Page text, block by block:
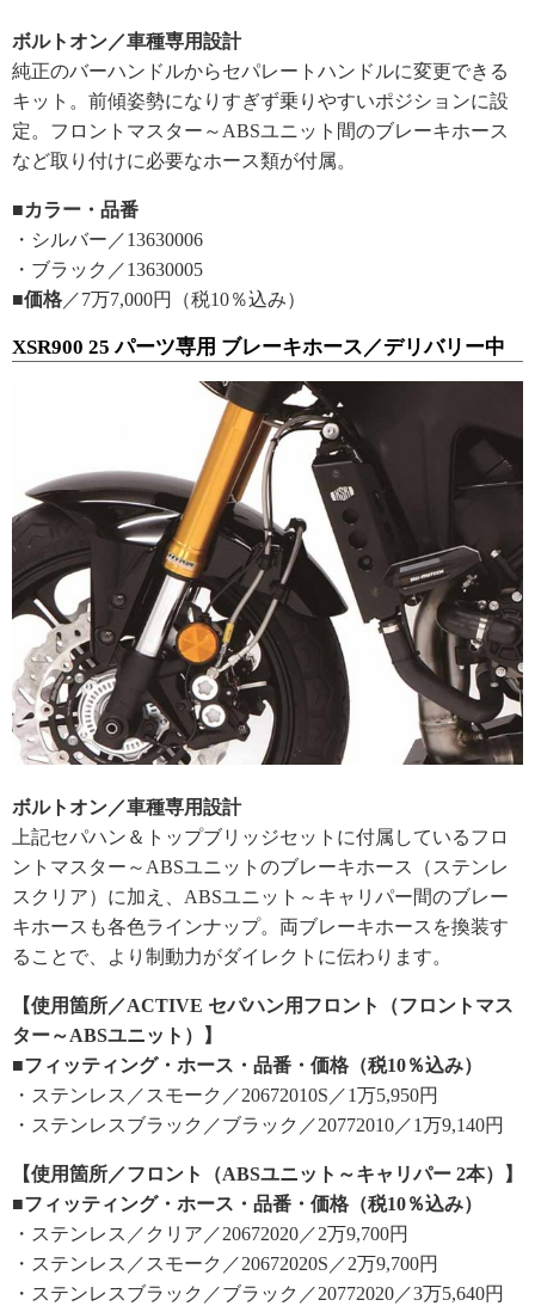
ボルトオン／車種専用設計
純正のバーハンドルからセパレートハンドルに変更できる
キット。前傾姿勢になりすぎず乗りやすいポジションに設
定。フロントマスター～ABSユニット間のブレーキホース
など取り付けに必要なホース類が付属。
■カラー・品番
・シルバー／13630006
・ブラック／13630005
■価格 ／7万7,000円（税10％込み）
XSR900 25 パーツ専用 ブレーキホース／デリバリー中
ボルトオン／車種専用設計
上記セパハン＆トップブリッジセットに付属しているフロ
ントマスター～ABSユニットのブレーキホース（ステンレ
スクリア）に加え、ABSユニット～キャリパー間のブレー
キホースも各色ラインナップ。両ブレーキホースを換装す
ることで、より制動力がダイレクトに伝わります。
【使用箇所／ACTIVE セパハン用フロント（フロントマス
ター～ABSユニット）】
■フィッティング・ホース・品番・価格（税10％込み）
・ステンレス／スモーク／20672010S／1万5,950円
・ステンレスブラック／ブラック／20772010／1万9,140円
【使用箇所／フロント（ABSユニット～キャリパー 2本）】
■フィッティング・ホース・品番・価格（税10％込み）
・ステンレス／クリア／20672020／2万9,700円
・ステンレス／スモーク／20672020S／2万9,700円
・ステンレスブラック／ブラック／20772020／3万5,640円